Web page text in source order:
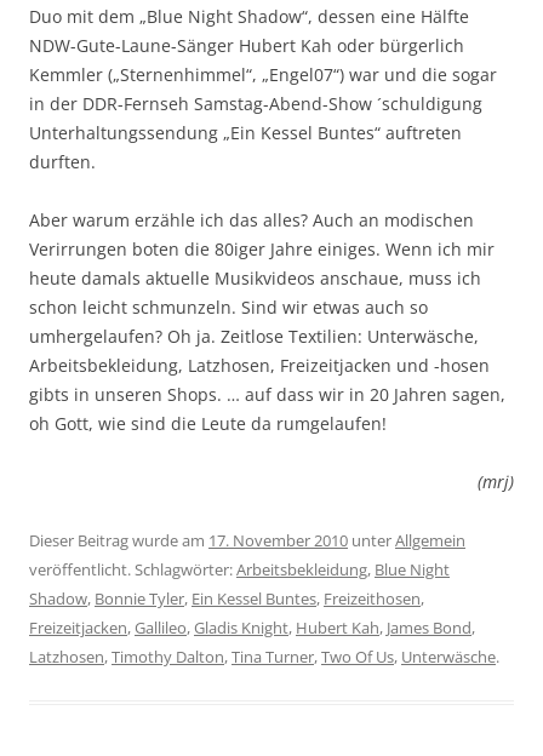
Duo mit dem „Blue Night Shadow“, dessen eine Hälfte
NDW-Gute-Laune-Sänger Hubert Kah oder bürgerlich
Kemmler („Sternenhimmel“, „Engel07“) war und die sogar
in der DDR-Fernseh Samstag-Abend-Show ´schuldigung
Unterhaltungssendung „Ein Kessel Buntes“ auftreten
durften.
Aber warum erzähle ich das alles? Auch an modischen
Verirrungen boten die 80iger Jahre einiges. Wenn ich mir
heute damals aktuelle Musikvideos anschaue, muss ich
schon leicht schmunzeln. Sind wir etwas auch so
umhergelaufen? Oh ja. Zeitlose Textilien: Unterwäsche,
Arbeitsbekleidung, Latzhosen, Freizeitjacken und -hosen
gibts in unseren Shops. … auf dass wir in 20 Jahren sagen,
oh Gott, wie sind die Leute da rumgelaufen!
(mrj)
Dieser Beitrag wurde am 17. November 2010 unterAllgemein
veröffentlicht. Schlagwörter:Arbeitsbekleidung, Blue Night
Shadow, Bonnie Tyler, Ein Kessel Buntes, Freizeithosen,
Freizeitjacken,Gallileo,Gladis Knight, Hubert Kah, James Bond,
Latzhosen,Timothy Dalton,Tina Turner,Two Of Us, Unterwäsche.